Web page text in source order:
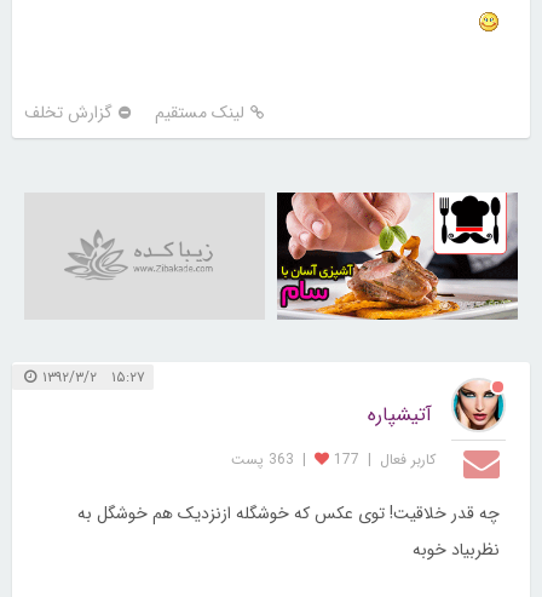
لینک مستقیم گزارش تخلف
30259680
۱۵:۲۷ ۱۳۹۲/۳/۲
آتیشپاره
کاربر فعال |
177
| 363 پست
چه قدر خلاقیت! توی عکس که خوشگله ازنزدیک هم خوشگل به
نظربیاد خوبه